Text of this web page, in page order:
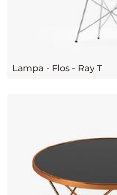
Lampa - Flos - Ray T